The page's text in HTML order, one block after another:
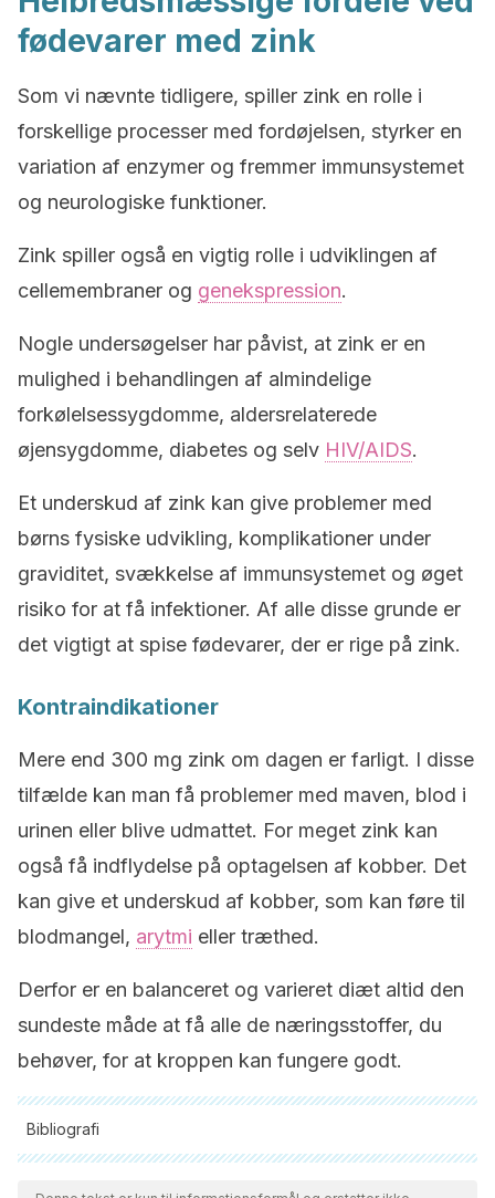
fødevarer med zink
Som vi nævnte tidligere, spiller zink en rolle i
forskellige processer med fordøjelsen, styrker en
variation af enzymer og fremmer immunsystemet
og neurologiske funktioner.
Zink spiller også en vigtig rolle i udviklingen af
cellemembraner og genekspression.
Nogle undersøgelser har påvist, at zink er en
mulighed i behandlingen af almindelige
forkølelsessygdomme, aldersrelaterede
øjensygdomme, diabetes og selv HIV/AIDS.
Et underskud af zink kan give problemer med
børns fysiske udvikling, komplikationer under
graviditet, svækkelse af immunsystemet og øget
risiko for at få infektioner. Af alle disse grunde er
det vigtigt at spise fødevarer, der er rige på zink.
Kontraindikationer
Mere end 300 mg zink om dagen er farligt. I disse
tilfælde kan man få problemer med maven, blod i
urinen eller blive udmattet. For meget zink kan
også få indflydelse på optagelsen af kobber. Det
kan give et underskud af kobber, som kan føre til
blodmangel, arytmi eller træthed.
Derfor er en balanceret og varieret diæt altid den
sundeste måde at få alle de næringsstoffer, du
behøver, for at kroppen kan fungere godt.
Bibliografi
Alle citerede kilder blev grundigt gennemgået af vores team
for at sikre deres kvalitet, pålidelighed, aktualitet og validitet.